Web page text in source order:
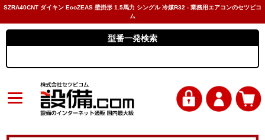
SZRA40CNT ダイキン EcoZEAS 壁掛形 1.5馬力 シングル 冷媒R32 - 業務用エアコンのセツビコ
ム
型番一発検索